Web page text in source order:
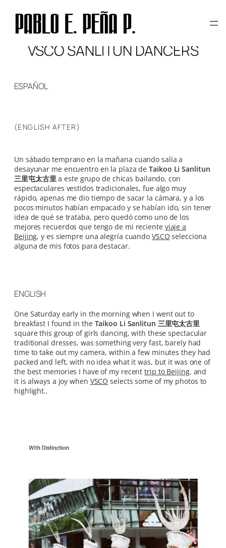
VSCO SANLITUN DANCERS
ESPAÑOL
(ENGLISH AFTER)
Un sábado temprano en la mañana cuando salía a
desayunar me encuentro en la plaza deTaikoo Li Sanlitun
三里屯太古里a este grupo de chicas bailando, con
espectaculares vestidos tradicionales, fue algo muy
rápido, apenas me dio tiempo de sacar la cámara, y a los
pocos minutos habían empacado y se habían ido, sin tener
idea de qué se trataba, pero quedó como uno de los
mejores recuerdos que tengo de mi reciente viaje a
Beijing, y es siempre una alegría cuando VSCO selecciona
alguna de mis fotos para destacar.
ENGLISH
One Saturday early in the morning when I went out to
breakfast I found in the Taikoo Li Sanlitun 三里屯太古里
square this group of girls dancing, with these spectacular
traditional dresses, was something very fast, barely had
time to take out my camera, within a few minutes they had
packed and left, with no idea what it was, but it was one of
the best memories I have of my recenttrip to Beijing, and
it is always a joy when VSCO selects some of my photos to
highlight..